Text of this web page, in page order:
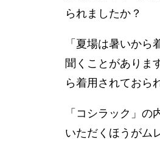
られましたか？
「夏場は暑いか
聞くことがありま
ら着用されておら
「コシラック」
いただくほうがム